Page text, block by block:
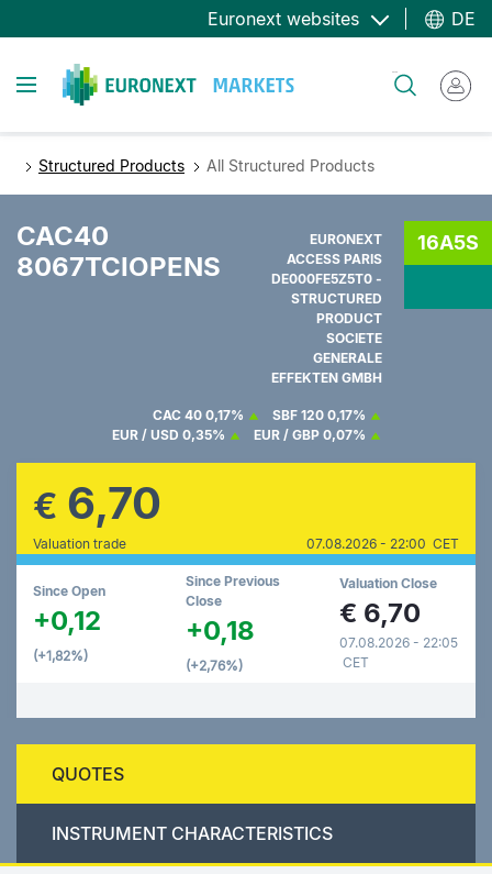
zum
Euronext websites DE
Toggle navigation
Structured Products All Structured Products
CAC40
8067TCIOPENS
EURONEXT
ACCESS PARIS
DE000FE5Z5T0 -
STRUCTURED
PRODUCT
SOCIETE
GENERALE
EFFEKTEN GMBH
16A5S
CAC 40 0,17% SBF 120 0,17%
EUR / USD 0,35% EUR / GBP 0,07%
€ 6,70
Valuation trade 07.08.2026 - 22:00 CET
Since Open
+0,12
(+1,82%)
Since Previous
Close
+0,18
(+2,76%)
Valuation Close
€ 6,70
07.08.2026 - 22:05
CET
QUOTES
INSTRUMENT CHARACTERISTICS